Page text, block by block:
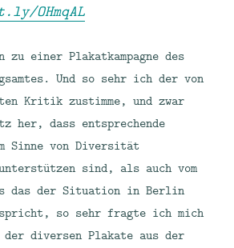
OHmqAL
einer Plakatkampagne des
Und so sehr ich der von
Kritik zustimme, und zwar
her, dass entsprechende
Sinne von Diversität
sind, als auch vom
das der Situation in Berlin
so sehr fragte ich mich
der diversen Plakate aus der